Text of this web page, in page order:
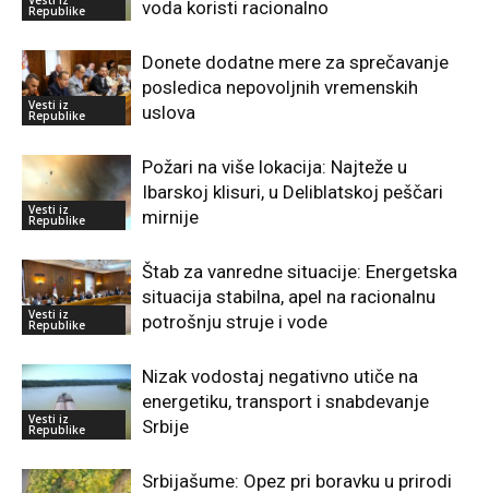
Republike
voda koristi racionalno
Vesti iz
Republike
Donete dodatne mere za sprečavanje
posledica nepovoljnih vremenskih
uslova
Vesti iz
Republike
Požari na više lokacija: Najteže u
Ibarskoj klisuri, u Deliblatskoj peščari
mirnije
Vesti iz
Republike
Štab za vanredne situacije: Energetska
situacija stabilna, apel na racionalnu
potrošnju struje i vode
Vesti iz
Republike
Nizak vodostaj negativno utiče na
energetiku, transport i snabdevanje
Srbije
Srbijašume: Opez pri boravku u prirodi